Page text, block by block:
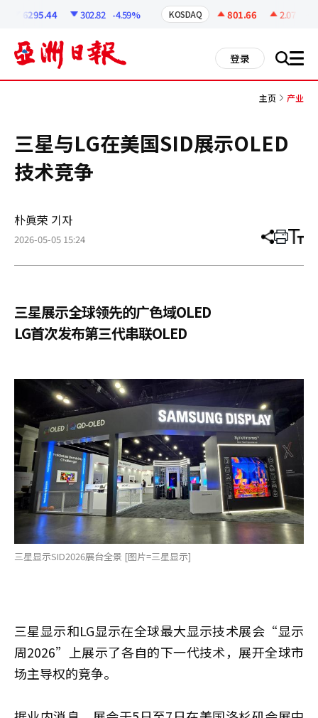
6295.44 302.82 -4.59% KOSDAQ 801.66 2.07
登录 搜 all
主页 产业
三星与LG在美国SID展示OLED
技术竞争
朴眞荣 기자
2026-05-05 15:24 分
章
打 调
小
三星展示全球领先的广色域OLED
LG首次发布第三代串联OLED
三星显示SID2026展台全景 [图片=三星显示]
三星显示和LG显示在全球最大显示技术展会“显示
周2026”上展示了各自的下一代技术，展开全球市
场主导权的竞争。